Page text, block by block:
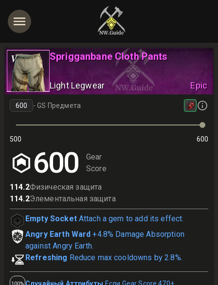
V Sprigganbane Cloth Pants
Light Legwear Epic
-GS Предмета
500 600
600
Gear
Score
114.2Физическая защита
114.2Элементальная защита
Empty Socket Attach a gem to add its effect.
Angry Earth Ward +4.8% Damage Absorption
against Angry Earth.
Refreshing Reduce max cooldowns by 2.8%.
100%